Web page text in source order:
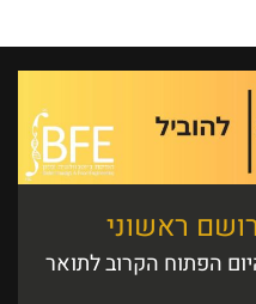
ראשוני
הפתוח הקרוב לתואר